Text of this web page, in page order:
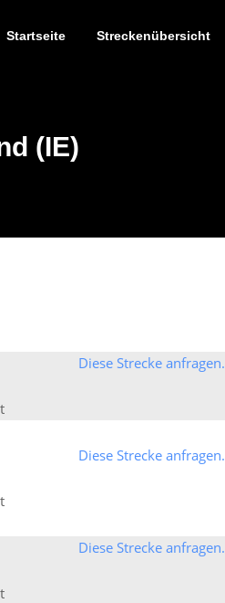
Startseite Streckenübersicht
(IE)
Diese Strecke anfragen.
Diese Strecke anfragen.
Diese Strecke anfragen.